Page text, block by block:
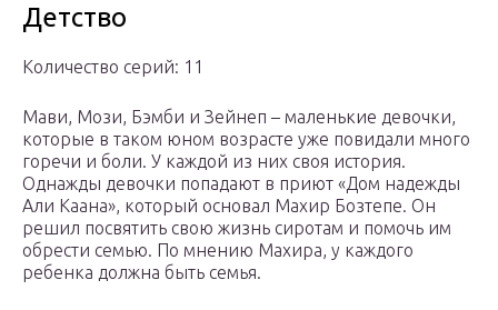
Детство
Количество серий: 11
Мави, Мози, Бэмби и Зейнеп – маленькие девочки,
которые в таком юном возрасте уже повидали много
горечи и боли. У каждой из них своя история.
Однажды девочки попадают в приют «Дом надежды
Али Каана», который основал Махир Бозтепе. Он
решил посвятить свою жизнь сиротам и помочь им
обрести семью. По мнению Махира, у каждого
ребенка должна быть семья.